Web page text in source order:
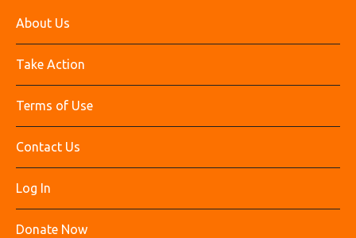
About Us
Take Action
Terms of Use
Contact Us
Log In
Donate Now